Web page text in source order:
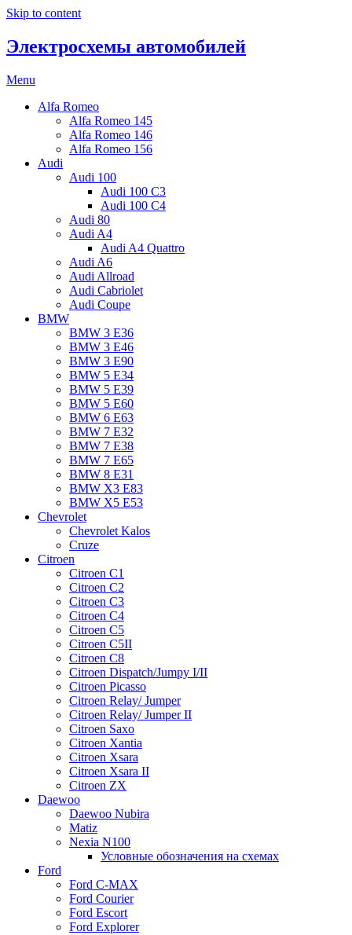
Skip to content
Электросхемы автомобилей
Menu
Alfa Romeo
Alfa Romeo 145
Alfa Romeo 146
Alfa Romeo 156
Audi
Audi 100
Audi 100 C3
Audi 100 C4
Audi 80
Audi A4
Audi A4 Quattro
Audi A6
Audi Allroad
Audi Cabriolet
Audi Coupe
BMW
BMW 3 E36
BMW 3 E46
BMW 3 E90
BMW 5 E34
BMW 5 E39
BMW 5 E60
BMW 6 Е63
BMW 7 Е32
BMW 7 Е38
BMW 7 Е65
BMW 8 Е31
BMW X3 E83
BMW X5 E53
Chevrolet
Chevrolet Kalos
Cruze
Citroen
Citroen C1
Citroen C2
Citroen C3
Citroen C4
Citroen C5
Citroen C5II
Citroen C8
Citroen Dispatch/Jumpy I/II
Citroen Picasso
Citroen Relay/ Jumper
Citroen Relay/ Jumper II
Citroen Saxo
Citroen Xantia
Citroen Xsara
Citroen Xsara II
Citroen ZX
Daewoo
Daewoo Nubira
Matiz
Nexia N100
Условные обозначения на схемах
Ford
Ford C-MAX
Ford Courier
Ford Escort
Ford Explorer